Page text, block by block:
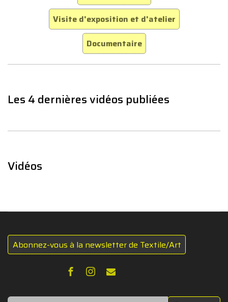
Visite d'exposition et d'atelier
Documentaire
Les 4 dernières vidéos publiées
Vidéos
Abonnez-vous à la newsletter de Textile/Art